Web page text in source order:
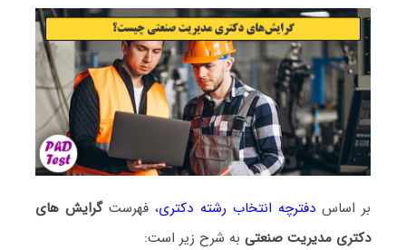
بر اساسدفترچه انتخاب رشته دکتری، فهرستگرایش های
دکتری ﻣﺪﻳﺮﻳﺖ صنعتی به شرح زیر است: